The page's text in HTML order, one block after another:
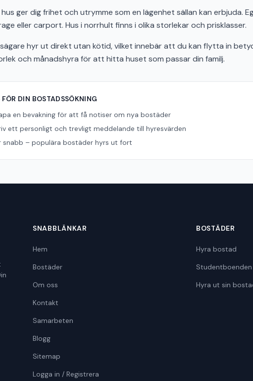
ger dig frihet och utrymme som en lägenhet sällan kan erbjuda.
eller carport. Hus i norrhult finns i olika storlekar och prisklasser.
hyr ut direkt utan kötid, vilket innebär att du kan flytta in
och månadshyra för att hitta huset som passar din familj.
FÖR DIN BOSTADSSÖKNING
en bevakning för att få notiser om nya bostäder
ett personligt och trevligt meddelande till hyresvärden
snabb – populära bostäder hyrs ut fort
SNABBLÄNKAR
Hem
Bostäder
Om oss
Kontakt
Samarbeten
Blogg
Sitemap
Logga in / Registrera
BOSTÄDER
Hyra bostad
Studentboenden
Hyra ut sin